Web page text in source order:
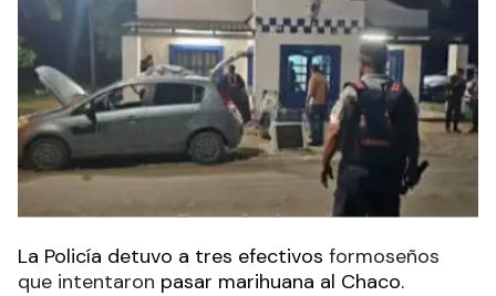
La Policía detuvo a tres efectivos formoseños
que intentaron pasar marihuana al Chaco.